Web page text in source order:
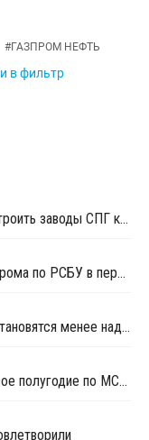
#ГАЗПРОМ НЕФТЬ
в фильтр
В Газпроме заявили, что РФ способна строить заводы СПГ как у себя, так и за рубежом
Чистая прибыль головной компании Газпрома по РСБУ в первом полугодии составила 78 млрд рублей
В Газпроме заявили, что поставки СПГ становятся менее надежным способом газоснабжения
Новатэк снизил чистую прибыль за первое полугодие по МСФО на 3,1%